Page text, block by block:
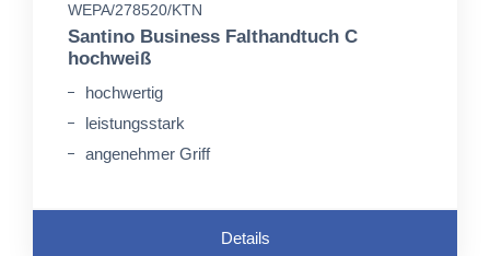
WEPA/278520/KTN
Santino Business Falthandtuch C
hochweiß
hochwertig
leistungsstark
angenehmer Griff
Details